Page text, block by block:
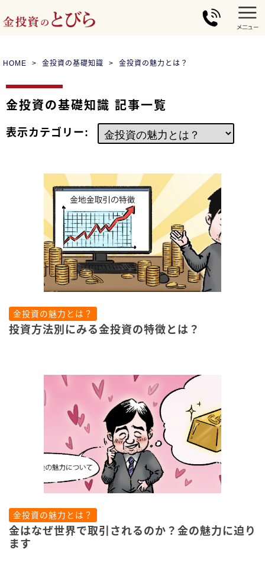
HOME 金投資の基礎知識 金投資の魅力とは？
金投資の基礎知識 記事一覧
表示カテゴリー:
金投資の魅力とは？
投資方法別にみる金投資の特徴とは？
金投資の魅力とは？
金はなぜ世界で取引されるのか？金の魅力に迫り
ます